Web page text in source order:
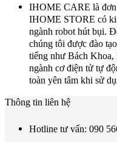
IHOME CARE là
IHOME STORE có
ngành robot hút bụi.
chúng tôi được đào
tiếng như Bách
ngành cơ điện tử tự
toàn yên tâm khi sử
Thông tin liên hệ
Hotline tư vấn: 090